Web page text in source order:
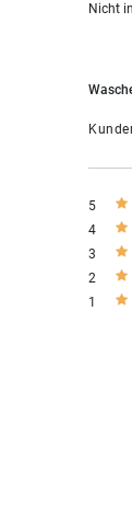
Nicht
5
4
3
2
1